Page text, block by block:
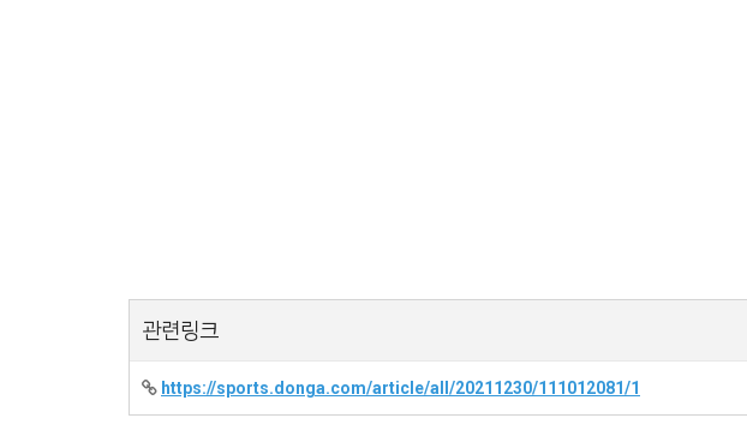
관련링크
https://sports.donga.com/article/all/20211230/111012081/1